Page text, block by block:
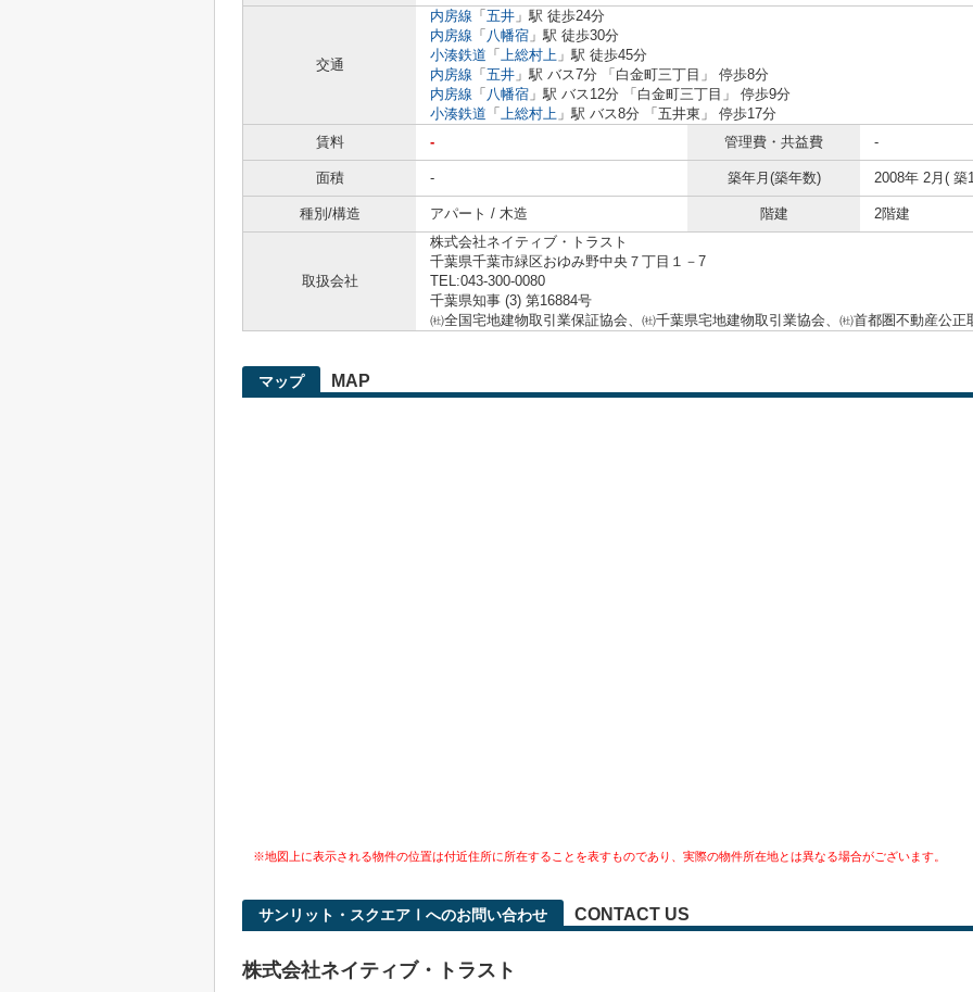
交通
内房線 「 五井 」駅 徒歩24分
内房線 「 八幡宿 」駅 徒歩30分
小湊鉄道 「 上総村上 」駅 徒歩45分
内房線 「 五井 」駅 バス7分 「白金町三丁目」 停歩8分
内房線 「 八幡宿 」駅 バス12分 「白金町三丁目」 停歩9分
小湊鉄道 「 上総村上 」駅 バス8分 「五井東」 停歩17分
賃料
- 管理費・共益費 -
面積 - 築年月(築年数) 2008年 2月( 築
種別/構造 アパート / 木造 階建 2階建
取扱会社
株式会社ネイティブ・トラスト
千葉県千葉市緑区おゆみ野中央７丁目１－7
TEL:043-300-0080
千葉県知事 (3) 第16884号
㈳全国宅地建物取引業保証協会、㈳千葉県宅地建物取引業協会、㈳首都圏不動産公正
マップ MAP
※地図上に表示される物件の位置は付近住所に所在することを表すものであり、実際の物件所在地とは異なる場合がございます。
サンリット・スクエアⅠへのお問い合わせ CONTACT US
株式会社ネイティブ・トラスト